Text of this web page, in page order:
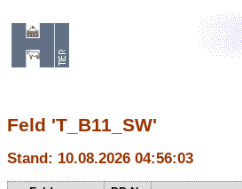
Feld 'T_B11_SW'
Stand: 10.08.2026 04:56:03